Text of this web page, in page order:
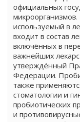
официальных
используемый в
входит в состав
включённых в
важнейших
утверждённый
Федерации.
также
стоматологии и
пробиотических
и